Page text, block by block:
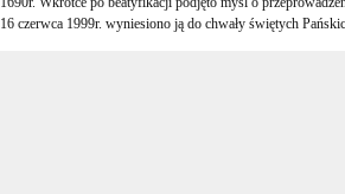
16 czerwca 1999r. wyniesiono ją do chwały świętych